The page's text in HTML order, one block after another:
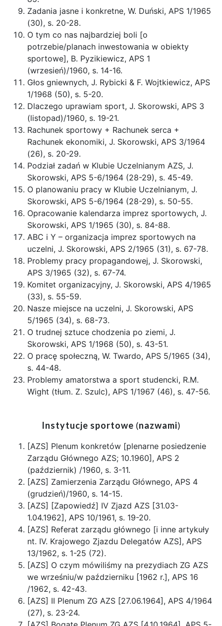
Zadania jasne i konkretne, W. Duński, APS 1/1965
(30), s. 20-28.
O tym co nas najbardziej boli [o
potrzebie/planach inwestowania w obiekty
sportowe], B. Pyzikiewicz, APS 1
(wrzesień)/1960, s. 14-16.
Głos gniewnych, J. Rybicki & F. Wojtkiewicz, APS
1/1968 (50), s. 5-20.
Dlaczego uprawiam sport, J. Skorowski, APS 3
(listopad)/1960, s. 19-21.
Rachunek sportowy + Rachunek serca +
Rachunek ekonomiki, J. Skorowski, APS 3/1964
(26), s. 20-29.
Podział zadań w Klubie Uczelnianym AZS, J.
Skorowski, APS 5-6/1964 (28-29), s. 45-49.
O planowaniu pracy w Klubie Uczelnianym, J.
Skorowski, APS 5-6/1964 (28-29), s. 50-55.
Opracowanie kalendarza imprez sportowych, J.
Skorowski, APS 1/1965 (30), s. 84-88.
ABC i Y – organizacja imprez sportowych na
uczelni, J. Skorowski, APS 2/1965 (31), s. 67-78.
Problemy pracy propagandowej, J. Skorowski,
APS 3/1965 (32), s. 67-74.
Komitet organizacyjny, J. Skorowski, APS 4/1965
(33), s. 55-59.
Nasze miejsce na uczelni, J. Skorowski, APS
5/1965 (34), s. 68-73.
O trudnej sztuce chodzenia po ziemi, J.
Skorowski, APS 1/1968 (50), s. 43-51.
O pracę społeczną, W. Twardo, APS 5/1965 (34),
s. 44-48.
Problemy amatorstwa a sport studencki, R.M.
Wight (tłum. Z. Szulc), APS 1/1967 (46), s. 47-56.
Instytucje sportowe (nazwami)
[AZS] Plenum konkretów [plenarne posiedzenie
Zarządu Głównego AZS; 10.1960], APS 2
(październik) /1960, s. 3-11.
[AZS] Zamierzenia Zarządu Głównego, APS 4
(grudzień)/1960, s. 14-15.
[AZS] [Zapowiedź] IV Zjazd AZS [31.03-
1.04.1962], APS 10/1961, s. 19-20.
[AZS] Referat zarządu głównego [i inne artykuły
nt. IV. Krajowego Zjazdu Delegatów AZS], APS
13/1962, s. 1-25 (72).
[AZS] O czym mówiliśmy na prezydiach ZG AZS
we wrześniu/w październiku [1962 r.], APS 16
/1962, s. 42-43.
[AZS] II Plenum ZG AZS [27.06.1964], APS 4/1964
(27), s. 23-24.